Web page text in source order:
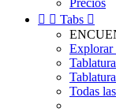
Precios
  Tabs 
Explorar
Todas